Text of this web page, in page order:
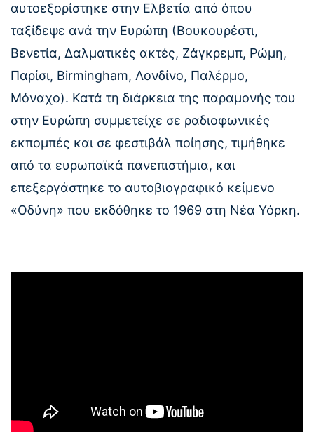
αυτοεξορίστηκε στην Ελβετία από όπου
ταξίδεψε ανά την Ευρώπη (Βουκουρέστι,
Βενετία, Δαλματικές ακτές, Ζάγκρεμπ, Ρώμη,
Παρίσι, Βirmingham, Λονδίνο, Παλέρμο,
Μόναχο). Κατά τη διάρκεια της παραμονής του
στην Ευρώπη συμμετείχε σε ραδιοφωνικές
εκπομπές και σε φεστιβάλ ποίησης, τιμήθηκε
από τα ευρωπαϊκά πανεπιστήμια, και
επεξεργάστηκε το αυτοβιογραφικό κείμενο
«Οδύνη» που εκδόθηκε το 1969 στη Νέα Υόρκη.